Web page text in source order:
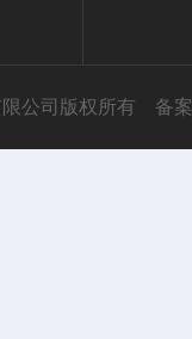
限公司版权所有 备